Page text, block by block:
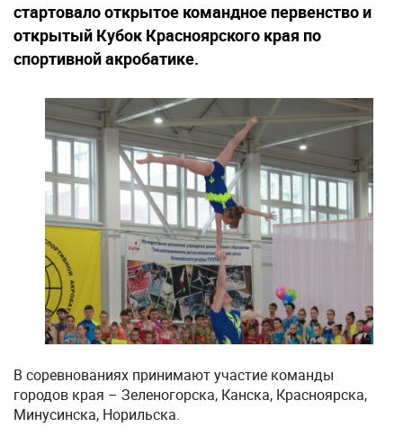
стартовало открытое командное первенство и
открытый Кубок Красноярского края по
спортивной акробатике.
В соревнованиях принимают участие команды
городов края – Зеленогорска, Канска, Красноярска,
Минусинска, Норильска.